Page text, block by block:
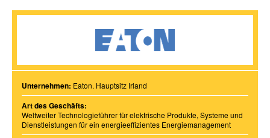
Unternehmen: Eaton. Hauptsitz Irland
Art des Geschäfts:
Weltweiter Technologieführer für elektrische Produkte, Systeme und
Dienstleistungen für ein energieeffizientes Energiemanagement